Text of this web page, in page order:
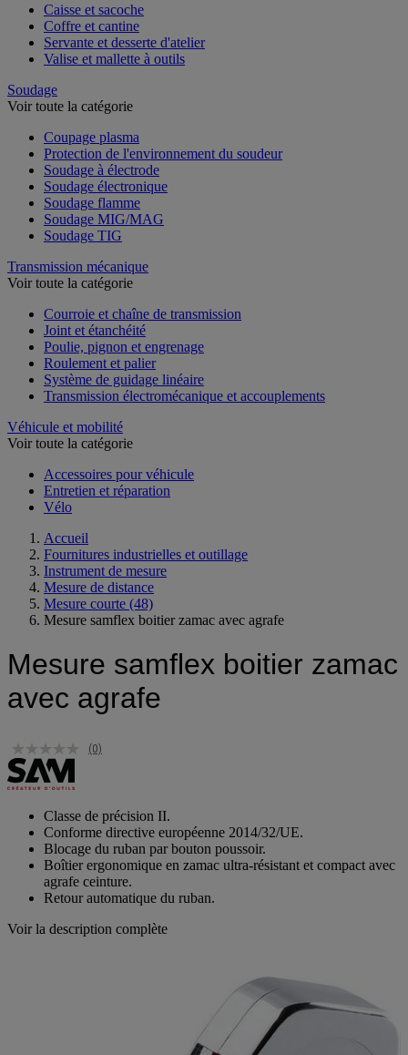
Caisse et sacoche
Coffre et cantine
Servante et desserte d'atelier
Valise et mallette à outils
Soudage
Voir toute la catégorie
Coupage plasma
Protection de l'environnement du soudeur
Soudage à électrode
Soudage électronique
Soudage flamme
Soudage MIG/MAG
Soudage TIG
Transmission mécanique
Voir toute la catégorie
Courroie et chaîne de transmission
Joint et étanchéité
Poulie, pignon et engrenage
Roulement et palier
Système de guidage linéaire
Transmission électromécanique et accouplements
Véhicule et mobilité
Voir toute la catégorie
Accessoires pour véhicule
Entretien et réparation
Vélo
Accueil
Fournitures industrielles et outillage
Instrument de mesure
Mesure de distance
Mesure courte (48)
Mesure samflex boitier zamac avec agrafe
Mesure samflex boitier zamac
avec agrafe
(0)
Classe de précision II.
Conforme directive européenne 2014/32/UE.
Blocage du ruban par bouton poussoir.
Boîtier ergonomique en zamac ultra-résistant et compact avec
agrafe ceinture.
Retour automatique du ruban.
Voir la description complète